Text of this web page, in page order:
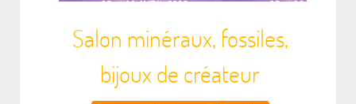
Salon minéraux, fossiles,
bijoux de créateur